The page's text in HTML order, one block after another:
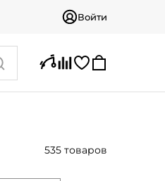
Войти
535 товаров